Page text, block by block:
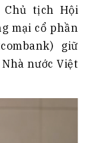
Chủ tịch Hội
mại cổ phần
giữ
nước Việt